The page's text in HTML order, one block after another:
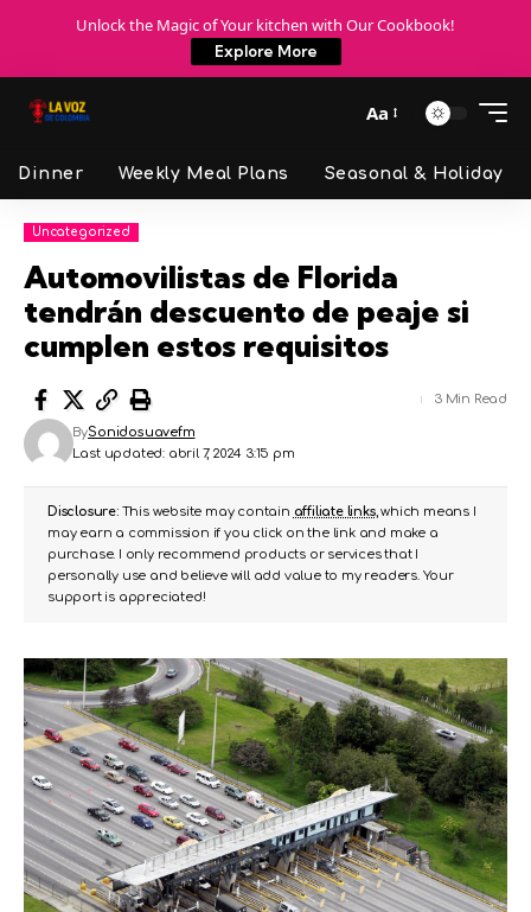
Unlock the Magic of Your kitchen with Our Cookbook!
Explore More
Aa
Dinner Weekly Meal Plans Seasonal & Holiday
Uncategorized
Automovilistas de Florida
tendrán descuento de peaje si
cumplen estos requisitos
Last updated: abril 7, 2024 3:15 pm
BySonidosuavefm
3 Min Read
Disclosure:This website may contain affiliate links, which means I
may earn a commission if you click on the link and make a
purchase. I only recommend products or services that I
personally use and believe will add value to my readers. Your
support is appreciated!